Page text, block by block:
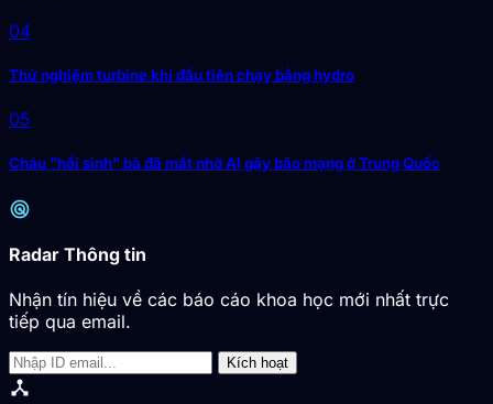
04
Thử nghiệm turbine khí đầu tiên chạy bằng hydro
05
Cháu "hồi sinh" bà đã mất nhờ AI gây bão mạng ở Trung Quốc
radar
Radar Thông tin
Nhận tín hiệu về các báo cáo khoa học mới nhất trực
tiếp qua email.
Kích hoạt
device_hub